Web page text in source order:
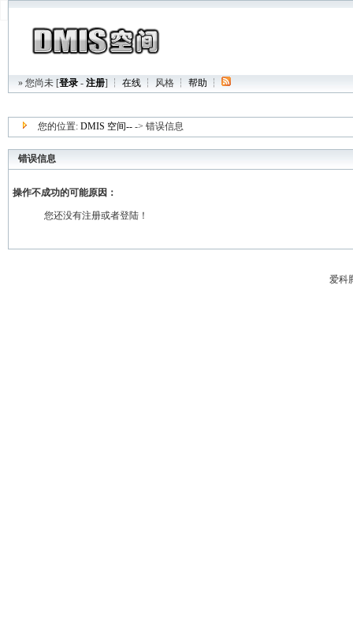
» 您尚未 [登录 - 注册] ┆ 在线 ┆ 风格 ┆ 帮助 ┆
您的位置: DMIS 空间-- -> 错误信息
错误信息
操作不成功的可能原因：
您还没有注册或者登陆！
爱科